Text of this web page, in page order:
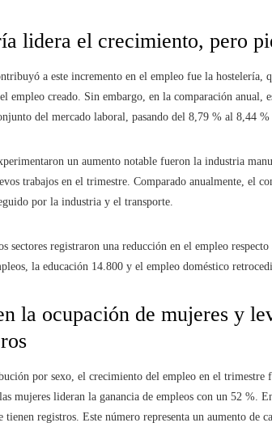
lidera el crecimiento, pero
a este incremento en el empleo fue la hostelería,
empleo creado. Sin embargo, en la comparación anual,
del mercado laboral, pasando del 8,79 % al 8,44 %
un aumento notable fueron la industria
trabajos en el trimestre. Comparado anualmente, el
por la industria y el transporte.
sectores registraron una reducción en el empleo
la educación 14.800 y el empleo doméstico
la ocupación de mujeres y
por sexo, el crecimiento del empleo en el trimestre
mujeres lideran la ganancia de empleos con un 52 %.
tienen registros. Este número representa un aumento de